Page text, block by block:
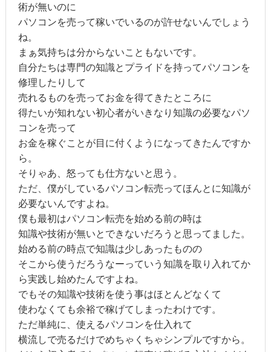
術が無いのに
パソコンを売って稼いでいるのが許せないんでしょう
ね。
まぁ気持ちは分からないこともないです。
自分たちは専門の知識とプライドを持ってパソコンを
修理したりして
売れるものを売ってお金を得てきたところに
得たいが知れない初心者がいきなり知識の必要なパソ
コンを売って
お金を稼ぐことが目に付くようになってきたんですか
ら。
そりゃあ、怒っても仕方ないと思う。
ただ、僕がしているパソコン転売ってほんとに知識が
必要ないんですよね。
僕も最初はパソコン転売を始める前の時は
知識や技術が無いとできないだろうと思ってました。
始める前の時点で知識は少しあったものの
そこから使うだろうなーっていう知識を取り入れてか
ら実践し始めたんですよね。
でもその知識や技術を使う事はほとんどなくて
使わなくても余裕で稼げてしまったわけです。
ただ単純に、使えるパソコンを仕入れて
横流しで売るだけでめちゃくちゃシンプルですから。